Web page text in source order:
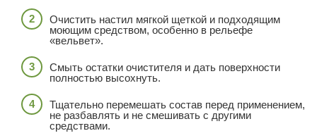
Очистить настил мягкой щеткой и подходящим
моющим средством, особенно в рельефе
«вельвет».
Смыть остатки очистителя и дать поверхности
полностью высохнуть.
Тщательно перемешать состав перед применением,
не разбавлять и не смешивать с другими
средствами.